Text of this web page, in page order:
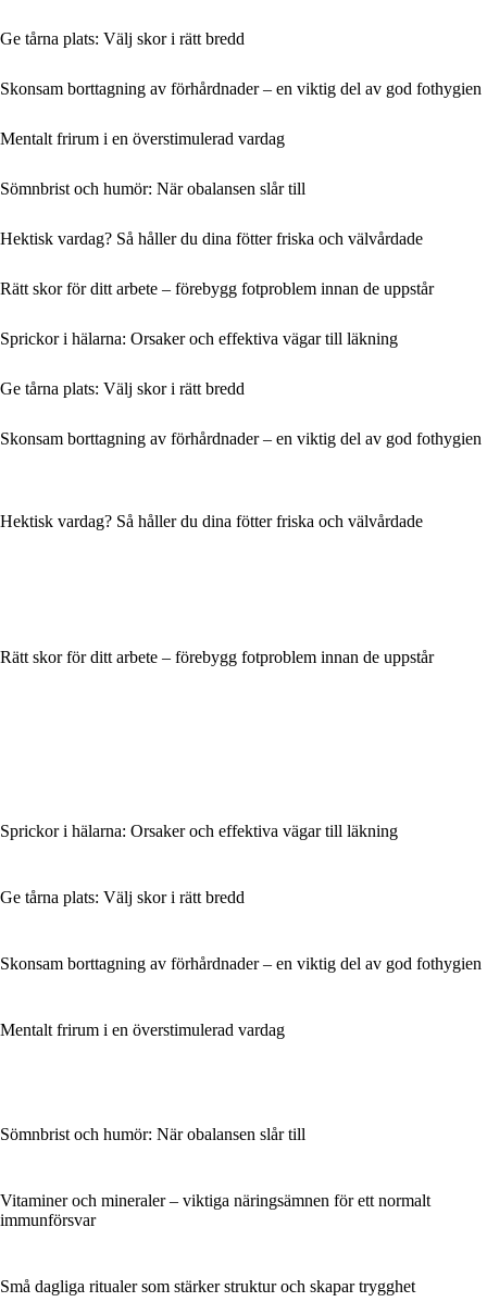
Ge tårna plats: Välj skor i rätt bredd
Skonsam borttagning av förhårdnader – en viktig del av god fothygien
Mentalt frirum i en överstimulerad vardag
Sömnbrist och humör: När obalansen slår till
Hektisk vardag? Så håller du dina fötter friska och välvårdade
Rätt skor för ditt arbete – förebygg fotproblem innan de uppstår
Sprickor i hälarna: Orsaker och effektiva vägar till läkning
Ge tårna plats: Välj skor i rätt bredd
Skonsam borttagning av förhårdnader – en viktig del av god fothygien
Hektisk vardag? Så håller du dina fötter friska och välvårdade
Rätt skor för ditt arbete – förebygg fotproblem innan de uppstår
Sprickor i hälarna: Orsaker och effektiva vägar till läkning
Ge tårna plats: Välj skor i rätt bredd
Skonsam borttagning av förhårdnader – en viktig del av god fothygien
Mentalt frirum i en överstimulerad vardag
Sömnbrist och humör: När obalansen slår till
Vitaminer och mineraler – viktiga näringsämnen för ett normalt
immunförsvar
Små dagliga ritualer som stärker struktur och skapar trygghet